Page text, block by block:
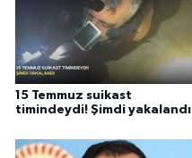
15 Temmuz suikast
timindeydi! Şimdi yakalandı